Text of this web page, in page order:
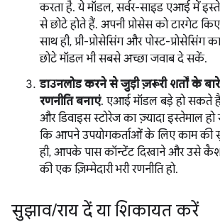
करता है. ये मॉडल, सर्वर-साइड एआई में
से छोटे होते हैं. अपनी प्रोसेस को टारगेट
साथ ही, प्री-प्रोसेसिंग और पोस्ट-प्रोसेसिंग
छोटे मॉडल भी सबसे अच्छा जवाब दे सकें.
डाउनलोड करने से जुड़ी ज़रूरी शर्तों के
रणनीति बनाएं. एआई मॉडल बड़े हो सकते
और डिवाइस स्टोरेज का ज़्यादा इस्तेमाल
कि आपने उपयोगकर्ताओं के लिए काम की
ही, आपके पास कॉन्टेंट दिखाने और उसे कैश
की एक ज़िम्मेदारी भरी रणनीति हो.
सुझाव/राय दें या शिकायत करें